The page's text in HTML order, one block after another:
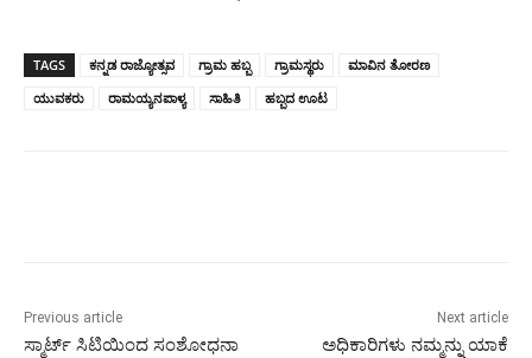
TAGS ಕನ್ನಡ ರಾಜ್ಯೋತ್ಸವ ಗ್ರಾಮ ಹಬ್ಬ ಗ್ರಾಮಸ್ಥರು
ಮಾವಿನ ತೋರಣ
ಯುವಕರು
ರಾಮಯ್ಯನಪಾಳ್ಯ ಸಾಹಿತಿ ಹಬ್ಬದ ಊಟ
Previous article
ಸ್ಮಾರ್ಟ್ ಸಿಟಿಯಿಂದ ಸಂಶೋಧನಾ
Next article
ಅಧಿಕಾರಿಗಳು ನಮ್ಮನ್ನು ಯಾಕೆ‌